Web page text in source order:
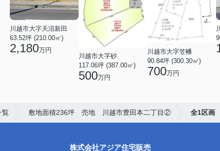
川越市大字天沼新田
63.52坪 (210.00㎡)
2,180万円
川越市大字砂
117.06坪 (387.00㎡)
500万円
川越市大字笠幡
90.84坪 (300.30㎡)
700万円
覧 敷地面積236坪 売地 川越市豊田本二丁目② 全1区画
株式会社アジア住宅販売